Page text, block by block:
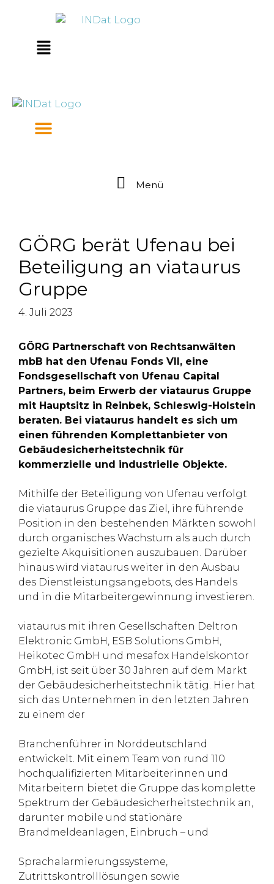
Main
Menü
GÖRG berät Ufenau bei
Beteiligung an viataurus
Gruppe
4. Juli 2023
GÖRG Partnerschaft von Rechtsanwälten
mbB hat den Ufenau Fonds VII, eine
Fondsgesellschaft von Ufenau Capital
Partners, beim Erwerb der viataurus Gruppe
mit Hauptsitz in Reinbek, Schleswig-Holstein
beraten. Bei viataurus handelt es sich um
einen führenden Komplettanbieter von
Gebäudesicherheitstechnik für
kommerzielle und industrielle Objekte.
Mithilfe der Beteiligung von Ufenau verfolgt
die viataurus Gruppe das Ziel, ihre führende
Position in den bestehenden Märkten sowohl
durch organisches Wachstum als auch durch
gezielte Akquisitionen auszubauen. Darüber
hinaus wird viataurus weiter in den Ausbau
des Dienstleistungsangebots, des Handels
und in die Mitarbeitergewinnung investieren.
viataurus mit ihren Gesellschaften Deltron
Elektronic GmbH, ESB Solutions GmbH,
Heikotec GmbH und mesafox Handelskontor
GmbH, ist seit über 30 Jahren auf dem Markt
der Gebäudesicherheitstechnik tätig. Hier hat
sich das Unternehmen in den letzten Jahren
zu einem der
Branchenführer in Norddeutschland
entwickelt. Mit einem Team von rund 110
hochqualifizierten Mitarbeiterinnen und
Mitarbeitern bietet die Gruppe das komplette
Spektrum der Gebäudesicherheitstechnik an,
darunter mobile und stationäre
Brandmeldeanlagen, Einbruch – und
Sprachalarmierungssysteme,
Zutrittskontrolllösungen sowie